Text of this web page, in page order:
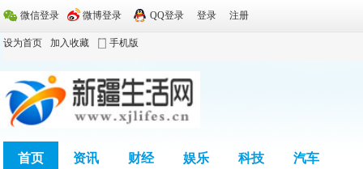
微信登录 微博登录 QQ登录 登录 注册
设为首页 加入收藏 手机版
首页 资讯 财经 娱乐 科技 汽车